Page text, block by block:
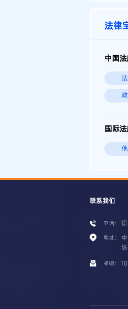
法律
中国
国际
联系我们
电话：
地址：
邮编：